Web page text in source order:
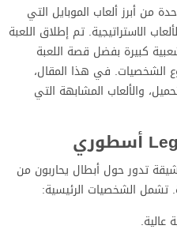
من أبرز ألعاب الموبايل التي
الاستراتيجية. تم إطلاق اللعبة
كبيرة بفضل قصة اللعبة
الشخصيات. في هذا المقال،
والألعاب المشابهة التي
تدور حول أبطال يحاربون من
تشمل الشخصيات الرئيسية:
عالية.